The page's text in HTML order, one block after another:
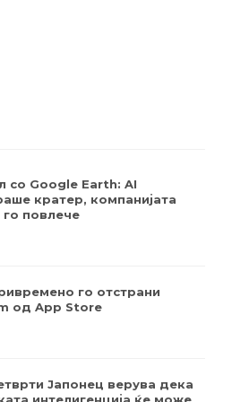
со Google Earth: AI
кратер, компанијата
повлече
го отстрани
од App Store
Јапонец верува дека